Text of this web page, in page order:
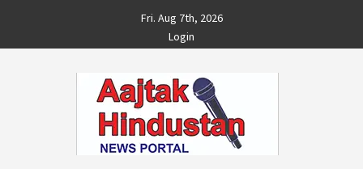
content
Fri. Aug 7th, 2026
Login